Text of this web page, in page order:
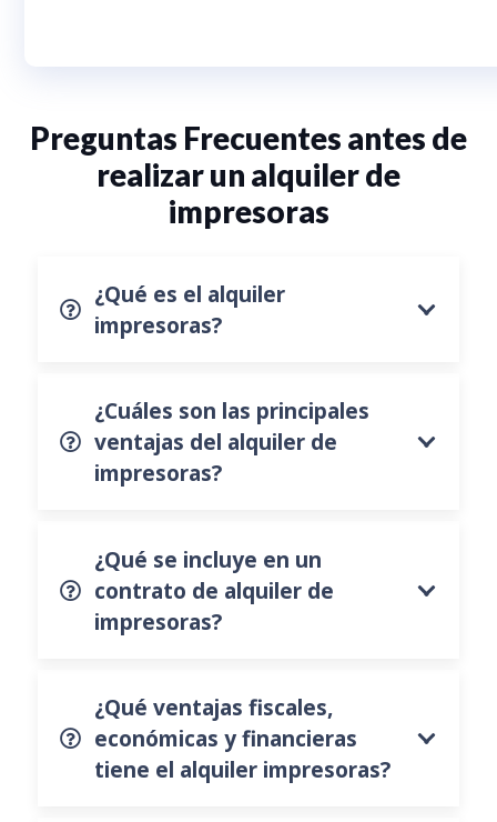
Preguntas Frecuentes antes de
realizar un alquiler de
impresoras
¿Qué es el alquiler
impresoras?
¿Cuáles son las principales
ventajas del alquiler de
impresoras?
¿Qué se incluye en un
contrato de alquiler de
impresoras?
¿Qué ventajas fiscales,
económicas y financieras
tiene el alquiler impresoras?